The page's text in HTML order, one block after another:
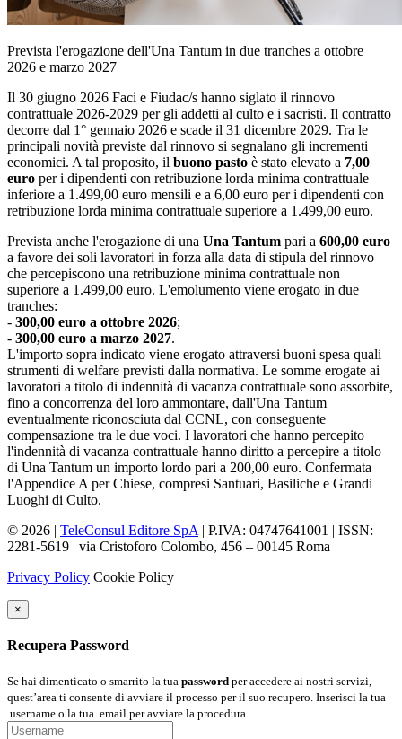
Prevista l'erogazione dell'Una Tantum in due tranches a ottobre
2026 e marzo 2027
Il 30 giugno 2026 Faci e Fiudac/s hanno siglato il rinnovo
contrattuale 2026-2029 per gli addetti al culto e i sacristi. Il contratto
decorre dal 1° gennaio 2026 e scade il 31 dicembre 2029. Tra le
principali novità previste dal rinnovo si segnalano gli incrementi
economici. A tal proposito, il buono pasto è stato elevato a 7,00
euro per i dipendenti con retribuzione lorda minima contrattuale
inferiore a 1.499,00 euro mensili e a 6,00 euro per i dipendenti con
retribuzione lorda minima contrattuale superiore a 1.499,00 euro.
Prevista anche l'erogazione di una Una Tantum pari a 600,00 euro
a favore dei soli lavoratori in forza alla data di stipula del rinnovo
che percepiscono una retribuzione minima contrattuale non
superiore a 1.499,00 euro. L'emolumento viene erogato in due
tranches:
- 300,00 euro a ottobre 2026;
- 300,00 euro a marzo 2027.
L'importo sopra indicato viene erogato attraversi buoni spesa quali
strumenti di welfare previsti dalla normativa. Le somme erogate ai
lavoratori a titolo di indennità di vacanza contrattuale sono assorbite,
fino a concorrenza del loro ammontare, dall'Una Tantum
eventualmente riconosciuta dal CCNL, con conseguente
compensazione tra le due voci. I lavoratori che hanno percepito
l'indennità di vacanza contrattuale hanno diritto a percepire a titolo
di Una Tantum un importo lordo pari a 200,00 euro. Confermata
l'Appendice A per Chiese, compresi Santuari, Basiliche e Grandi
Luoghi di Culto.
© 2026 | TeleConsul Editore SpA | P.IVA: 04747641001 | ISSN:
2281-5619 | via Cristoforo Colombo, 456 – 00145 Roma
Privacy Policy Cookie Policy
×
Recupera Password
Se hai dimenticato o smarrito la tua password per accedere ai nostri servizi,
quest’area ti consente di avviare il processo per il suo recupero. Inserisci la tua
username o la tua email per avviare la procedura.